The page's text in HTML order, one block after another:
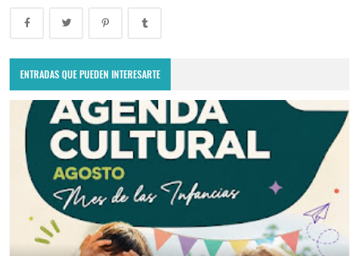
ENTRADAS QUE PUEDEN INTERESARTE